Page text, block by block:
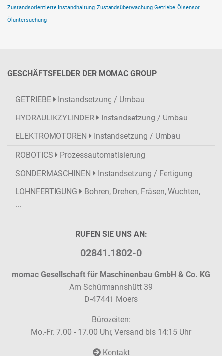
Zustandsorientierte Instandhaltung Zustandsüberwachung Getriebe Ölsensor
Öluntersuchung
GESCHÄFTSFELDER DER MOMAC GROUP
GETRIEBE
Instandsetzung / Umbau
HYDRAULIKZYLINDER
Instandsetzung / Umbau
ELEKTROMOTOREN
Instandsetzung / Umbau
ROBOTICS
Prozessautomatisierung
SONDERMASCHINEN
Instandsetzung / Fertigung
LOHNFERTIGUNG
Bohren, Drehen, Fräsen, Wuchten,
...
RUFEN SIE UNS AN:
02841.1802-0
momac Gesellschaft für Maschinenbau GmbH & Co. KG
Am Schürmannshütt 39
D-47441 Moers
Bürozeiten:
Mo.-Fr. 7.00 - 17.00 Uhr, Versand bis 14:15 Uhr
Kontakt